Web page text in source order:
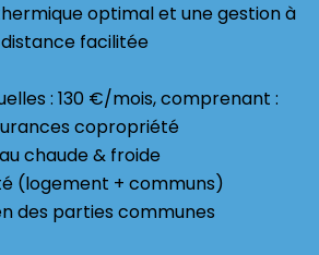
optimal et une gestion à
distance facilitée
: 130 €/mois, comprenant :
copropriété
chaude & froide
(logement + communs)
des parties communes